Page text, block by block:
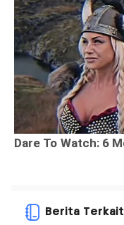
Berita Terkait